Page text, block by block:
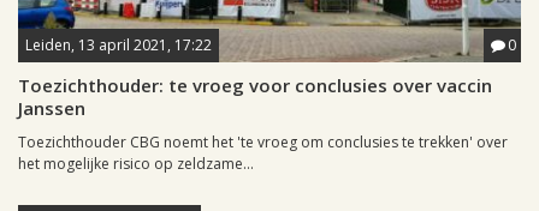
Leiden, 13 april 2021, 17:22 0
Toezichthouder: te vroeg voor conclusies over vaccin
Janssen
Toezichthouder CBG noemt het 'te vroeg om conclusies te trekken' over
het mogelijke risico op zeldzame...